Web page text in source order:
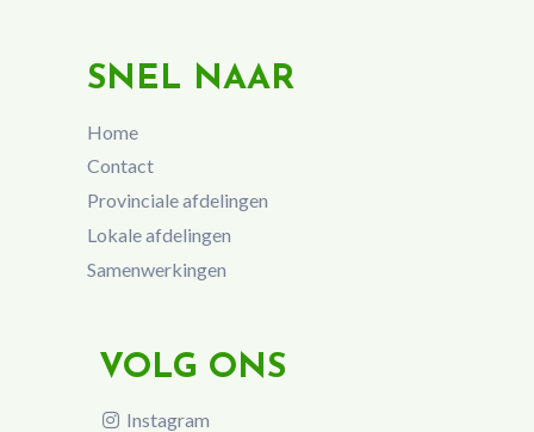
SNEL NAAR
Home
Contact
Provinciale afdelingen
Lokale afdelingen
Samenwerkingen
VOLG ONS
Instagram